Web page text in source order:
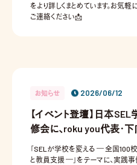
をより詳しくまとめています。お気
ご連絡ください📩
お知らせ 2026/06/12
【イベント登壇】日本
修会に、roku you代表・下
「SELが学校を変える ― 全国100
と教員支援 ―」をテーマに、実践